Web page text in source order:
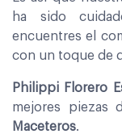
ha sido
encuentres el
con un toque de
Philippi Florero
mejores piezas
Maceteros.